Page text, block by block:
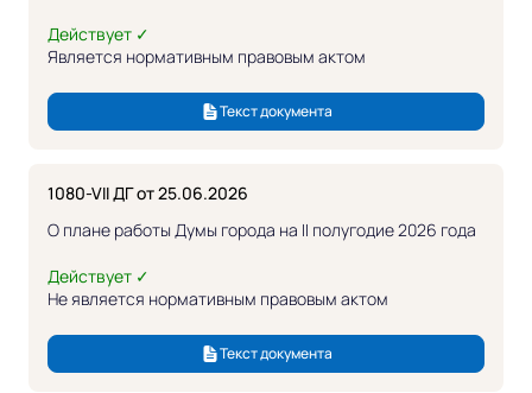
Действует ✓
Является нормативным правовым актом
Текст документа
1080-VII ДГ от 25.06.2026
О плане работы Думы города на II полугодие 2026 года
Действует ✓
Не является нормативным правовым актом
Текст документа